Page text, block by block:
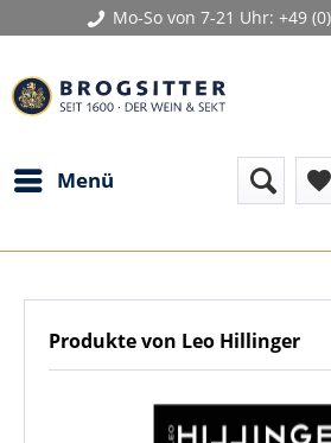
Mo-So von 7-21 Uhr: +49
Menü favorite
Produkte von Leo Hillinger